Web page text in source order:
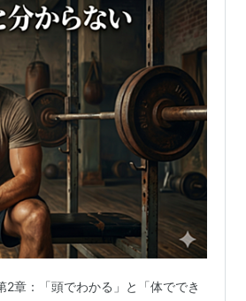
章：「頭でわかる」と「体ででき